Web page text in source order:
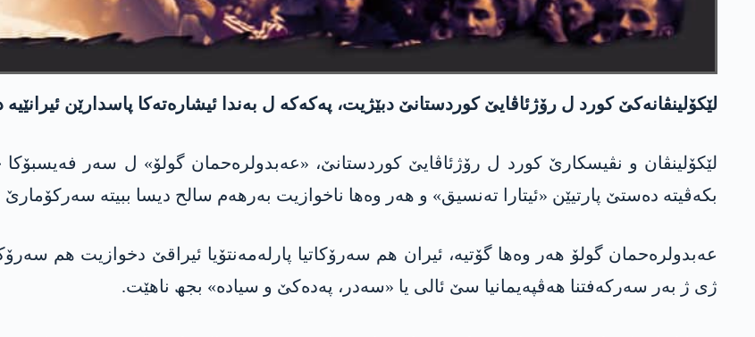
لێکۆلینڤانەکێ کورد ل رۆژئاڤایێ کوردستانێ دبێژیت، پەکەکە ل بەندا ئیشارەتەکا پاسدارێن
لێکۆلینڤان و نڤیسکارێ کورد ل رۆژئاڤایێ کوردستانێ، «عەبدولرەحمان گولۆ» ل سەر فەیسبۆکا
بکەڤیتە دەستێ پارتیێن «ئیتارا تەنسیق» و ھەر وەھا ناخوازیت بەرھەم سالح دیسا ببیتە سەرکۆمارێ
عەبدولرەحمان گولۆ ھەر وەھا گۆتیە، ئیران ھم سەرۆکاتیا پارلەمەنتۆیا ئیراقێ دخوازیت ھم
ژی ژ بەر سەرکەفتنا هەڤپەیمانیا سێ ئالی یا «سەدر، پەدەکێ و سیادە» بجھ ناهێت.